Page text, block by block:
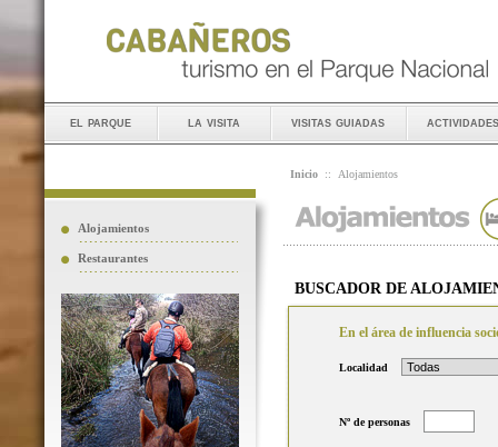
el parque la visita visitas guiadas actividades
Alojamientos
Restaurantes
Inicio :: Alojamientos
BUSCADOR DE
En el área de influencia
Localidad
Nº de personas